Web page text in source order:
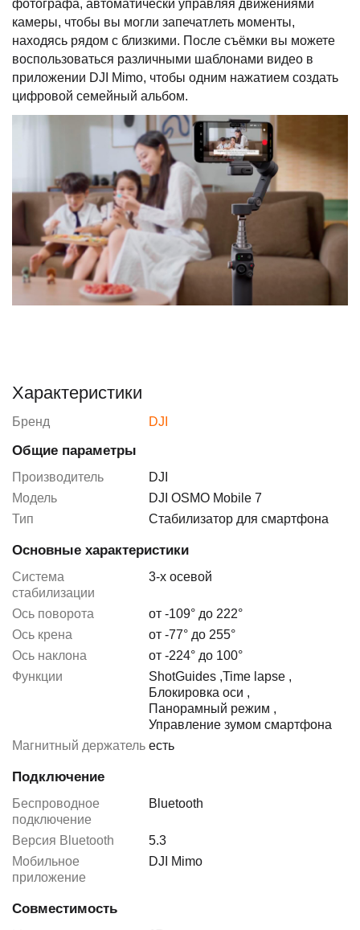
фотографа, автоматически управляя движениями
камеры, чтобы вы могли запечатлеть моменты,
находясь рядом с близкими. После съёмки вы можете
воспользоваться различными шаблонами видео в
приложении DJI Mimo, чтобы одним нажатием создать
цифровой семейный альбом.
Характеристики
Бренд DJI
Общие параметры
Производитель
DJI
Модель
DJI OSMO Mobile 7
Тип
Стабилизатор для смартфона
Основные характеристики
Система
стабилизации
3-х осевой
Ось поворота
от -109° до 222°
Ось крена
от -77° до 255°
Ось наклона
от -224° до 100°
Функции
ShotGuides ,Time lapse ,
Блокировка оси ,
Панорамный режим ,
Управление зумом смартфона
Магнитный держатель есть
Подключение
Беспроводное
подключение
Bluetooth
Версия Bluetooth
5.3
Мобильное
приложение
DJI Mimo
Совместимость